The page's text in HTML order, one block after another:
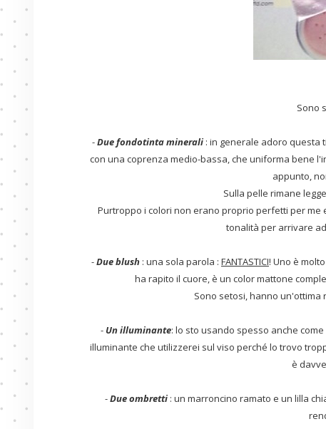
Sono
-Due fondotinta minerali: in generale adoro questa
con una coprenza medio-bassa, che uniforma bene
appunto,
Sulla pelle rimane
Purtroppo i colori non erano proprio perfetti per me
tonalità per arrivare
-Due blush : una sola parola : FANTASTICI! Uno è
ha rapito il cuore, è un color mattone
Sono setosi, hanno un'ottima
- Un illuminante: lo sto usando spesso anche
illuminante che utilizzerei sul viso perché lo trovo
è
-Due ombretti : un marroncino ramato e un lilla